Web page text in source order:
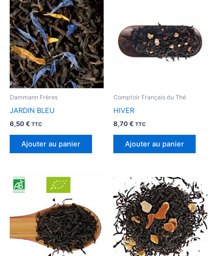
Dammann Frères
JARDIN BLEU
6,50€ TTC
Ajouter au panier
Comptoir Français du Thé
HIVER
8,70€ TTC
Ajouter au panier